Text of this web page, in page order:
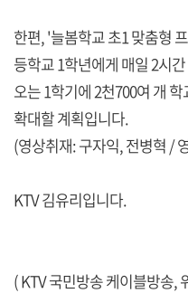
한편, '늘봄학교 초1 맞춤형
등학교 1학년에게 매일 2시
오는 1학기에 2천700여 개
확대할 계획입니다.
(영상취재: 구자익, 전병혁 /
KTV 김유리입니다.
( KTV 국민방송 케이블방송,